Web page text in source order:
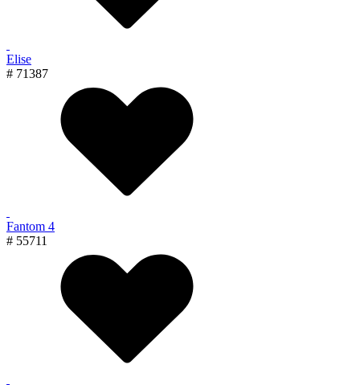
Elise
# 71387
Fantom 4
# 55711